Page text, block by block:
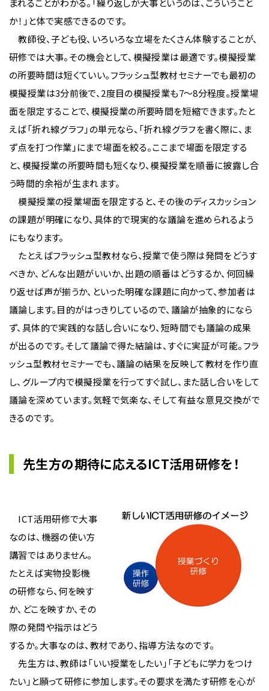
まれることがわかる。「繰り返しが大事というのは、こういうこと
か！」と体で実感できるのです。
教師役、子ども役、いろいろな立場をたくさん体験することが、
研修では大事。その機会として、模擬授業は最適です。模擬授業
の所要時間は短くていい。フラッシュ型教材セミナーでも最初の
模擬授業は3分前後で、2度目の模擬授業も7～8分程度。授業場
面を限定することで、模擬授業の所要時間を短縮できます。たと
えば「折れ線グラフ」の単元なら、「折れ線グラフを書く際に、ま
ず点を打つ作業」にまで場面を絞る。ここまで場面を限定する
と、模擬授業の所要時間も短くなり、模擬授業を順番に披露し合
う時間的余裕が生まれます。
模擬授業の授業場面を限定すると、その後のディスカッション
の課題が明確になり、具体的で現実的な議論を進められるよう
にもなります。
たとえばフラッシュ型教材なら、授業で使う際は発問をどうす
べきか、どんな出題がいいか、出題の順番はどうするか、何回繰
り返せば声が揃うか、といった明確な課題に向かって、参加者は
議論します。目的がはっきりしているので、議論が抽象的になら
ず、具体的で実践的な話し合いになり、短時間でも議論の成果
が出るのです。そして議論で得た結論は、すぐに実証が可能。フラ
ッシュ型教材セミナーでも、議論の結果を反映して教材を作り直
し、グループ内で模擬授業を行ってすぐ試し、また話し合いをして
議論を深めています。気軽で気楽な、そして有益な意見交換がで
きるのです。
先生方の期待に応えるICT活用研修を！
ICT活用研修で大事
なのは、機器の使い方
講習ではありません。
たとえば実物投影機
の研修なら、何を映す
か、どこを映すか、その
際の発問や指示はどう
するか。大事なのは、教材であり、指導方法なのです。
先生方は、教師は「いい授業をしたい」「子どもに学力をつけ
たい」と願って研修に参加します。その要求を満たす研修を心が